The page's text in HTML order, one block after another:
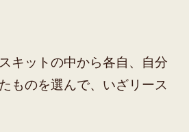
キットの中から各自、自分
ものを選んで、いざリース